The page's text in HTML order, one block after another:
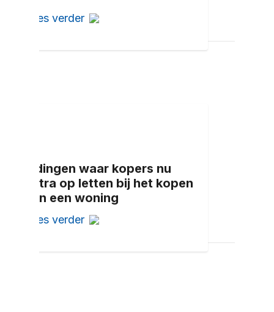
Lees verder
5 dingen waar kopers nu
extra op letten bij het kopen
van een woning
Lees verder